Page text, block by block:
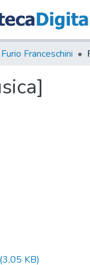
Franceschini
(3,05 KB)